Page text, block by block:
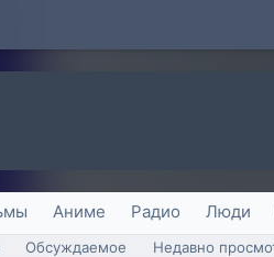
Аниме Радио Люди
Обсуждаемое Недавно